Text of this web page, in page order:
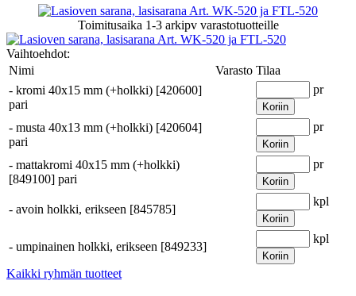
Toimitusaika 1-3 arkipvvarastotuotteille
Vaihtoehdot:
Nimi
Varasto Tilaa
- kromi 40x15 mm (+holkki) [420600]
pari
pr
Koriin
- musta 40x13 mm (+holkki) [420604]
pari
pr
Koriin
- mattakromi 40x15 mm (+holkki)
[849100] pari
pr
Koriin
- avoin holkki, erikseen [845785]
kpl
Koriin
- umpinainen holkki, erikseen [849233]
kpl
Koriin
Kaikki ryhmän tuotteet